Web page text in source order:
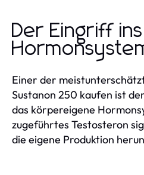
Der Eingriff ins
Einer der
Sustanon 250 kaufen ist
das körpereigene
zugeführtes Testosteron
die eigene Produktion